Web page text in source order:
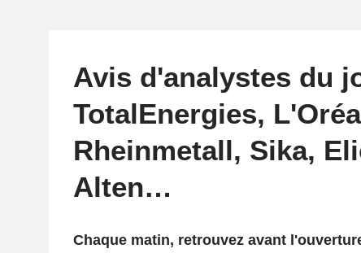
Avis d'analystes du
TotalEnergies,
Rheinmetall, Sika,
Alten…
Chaque matin, retrouvez avant